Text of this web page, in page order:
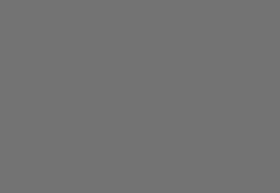
É a Escolha Certa para
Delicadeza e Elegância.
para Presente, Você
Oferece Um Gesto Cheio